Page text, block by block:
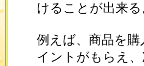
けることが出来
例えば、商品を
イントがもらえ